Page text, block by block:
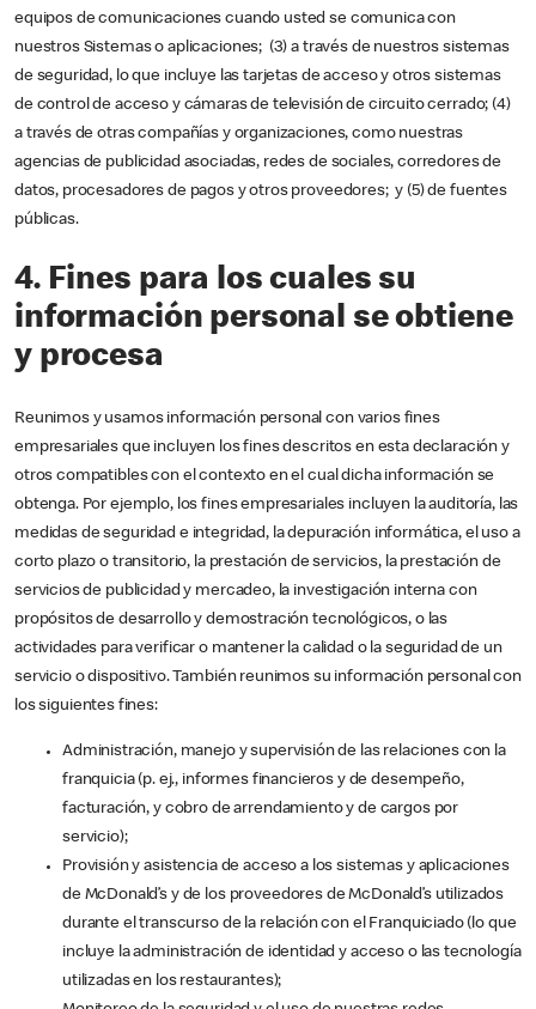
equipos de comunicaciones cuando usted se comunica con
nuestros Sistemas o aplicaciones; (3) a través de nuestros sistemas
de seguridad, lo que incluye las tarjetas de acceso y otros sistemas
de control de acceso y cámaras de televisión de circuito cerrado; (4)
a través de otras compañías y organizaciones, como nuestras
agencias de publicidad asociadas, redes de sociales, corredores de
datos, procesadores de pagos y otros proveedores; y (5) de fuentes
públicas.
4. Fines para los cuales su
información personal se obtiene
y procesa
Reunimos y usamos información personal con varios fines
empresariales que incluyen los fines descritos en esta declaración y
otros compatibles con el contexto en el cual dicha información se
obtenga. Por ejemplo, los fines empresariales incluyen la auditoría, las
medidas de seguridad e integridad, la depuración informática, el uso a
corto plazo o transitorio, la prestación de servicios, la prestación de
servicios de publicidad y mercadeo, la investigación interna con
propósitos de desarrollo y demostración tecnológicos, o las
actividades para verificar o mantener la calidad o la seguridad de un
servicio o dispositivo. También reunimos su información personal con
los siguientes fines:
Administración, manejo y supervisión de las relaciones con la
franquicia (p. ej., informes financieros y de desempeño,
facturación, y cobro de arrendamiento y de cargos por
servicio);
Provisión y asistencia de acceso a los sistemas y aplicaciones
de McDonald’s y de los proveedores de McDonald’s utilizados
durante el transcurso de la relación con el Franquiciado (lo que
incluye la administración de identidad y acceso o las tecnología
utilizadas en los restaurantes);